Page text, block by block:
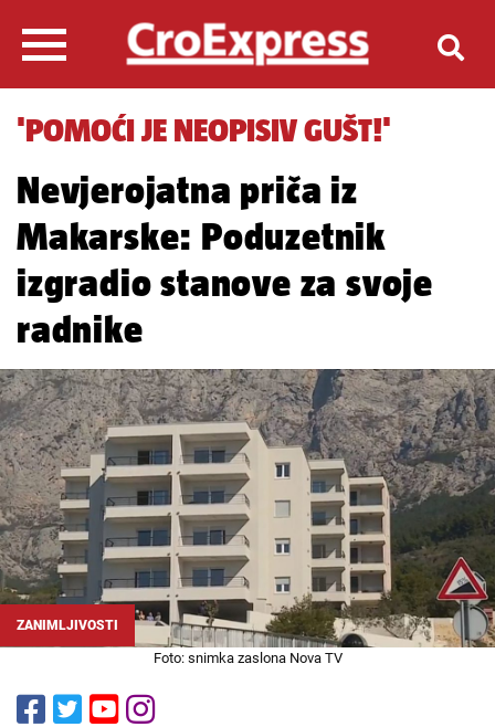
'POMOĆI JE NEOPISIV GUŠT!'
Nevjerojatna priča iz
Makarske: Poduzetnik
izgradio stanove za svoje
radnike
ZANIMLJIVOSTI
Foto: snimka zaslona Nova TV